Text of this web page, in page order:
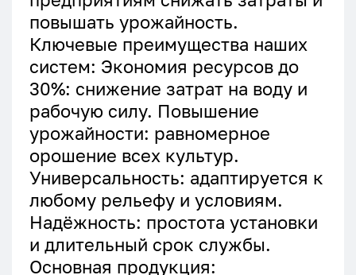
повышать урожайность.
Ключевые преимущества наших
систем: Экономия ресурсов до
30%: снижение затрат на воду и
рабочую силу. Повышение
урожайности: равномерное
орошение всех культур.
Универсальность: адаптируется к
любому рельефу и условиям.
Надёжность: простота установки
и длительный срок службы.
Основная продукция: